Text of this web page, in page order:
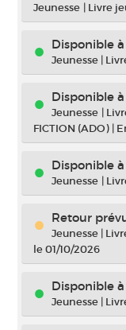
Jeunesse | Livre
Disponible à
Jeunesse |
Disponible à
Jeunesse |
FICTION (ADO) |
Disponible à
Jeunesse |
Retour
Jeunesse |
le 01/10/2026
Disponible à
Jeunesse |